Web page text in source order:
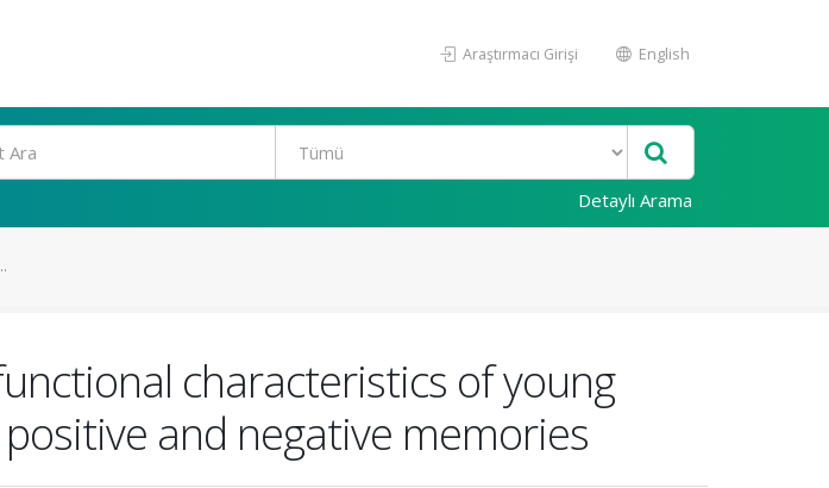
Araştırmacı Girişi English
Detaylı Arama
characteristics of young
and negative memories